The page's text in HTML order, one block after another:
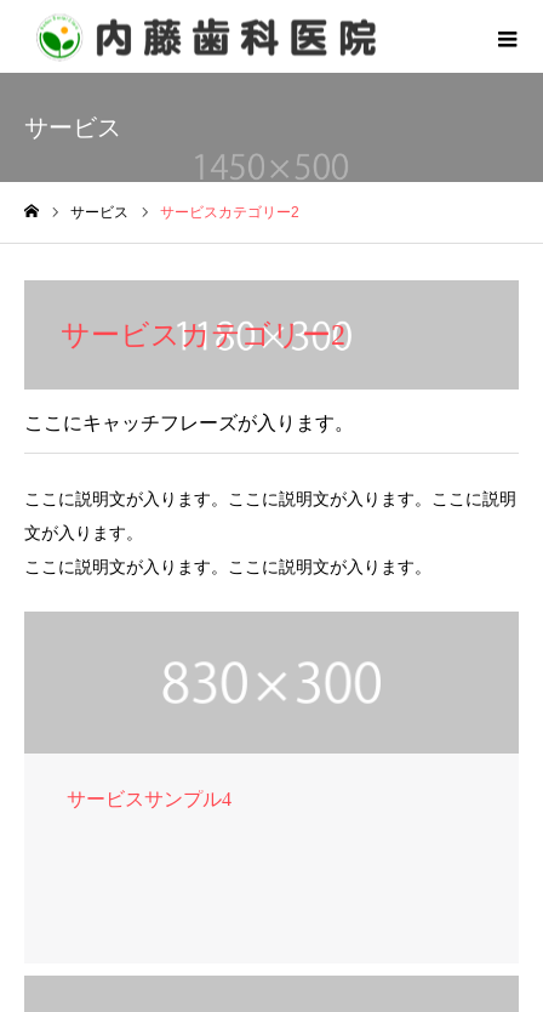
サービス
サービス サービスカテゴリー2
サービスカテゴリー2
ここにキャッチフレーズが入ります。
ここに説明文が入ります。ここに説明文が入ります。ここに説明
文が入ります。
ここに説明文が入ります。ここに説明文が入ります。
サービスサンプル4